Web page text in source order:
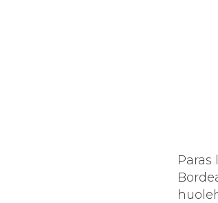
Paras